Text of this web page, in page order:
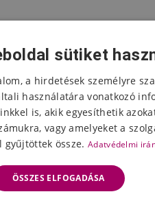
sütiket
a hirdetések személyre
használatára vonatkozó
is, akik egyesíthetik
vagy amelyeket a
gyűjtöttek össze. Adatvédelmi
ÖSSZES ELFOGADÁSA